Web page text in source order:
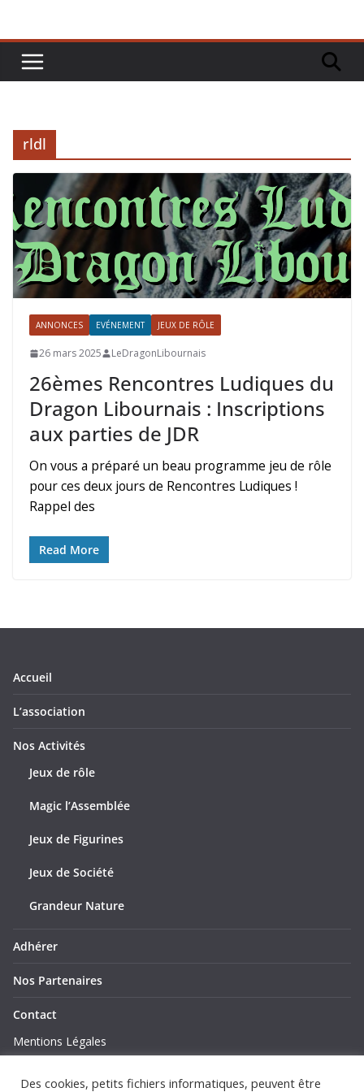
rldl
ANNONCES EVÉNEMENT JEUX DE RÔLE
26 mars 2025 LeDragonLibournais
26èmes Rencontres Ludiques du
Dragon Libournais : Inscriptions
aux parties de JDR
On vous a préparé un beau programme jeu de rôle
pour ces deux jours de Rencontres Ludiques !
Rappel des
Read More
Accueil
L’association
Nos Activités
Jeux de rôle
Magic l’Assemblée
Jeux de Figurines
Jeux de Société
Grandeur Nature
Adhérer
Nos Partenaires
Contact
Mentions Légales
Politique de Confidentialité
Des cookies, petits fichiers informatiques, peuvent être